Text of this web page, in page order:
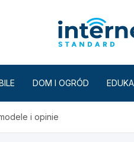
DOM I OGRÓD
i opinie